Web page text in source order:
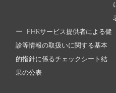
PHRサービス提供者による健
診等情報の取扱いに関する基本
的指針に係るチェックシート結
果の公表